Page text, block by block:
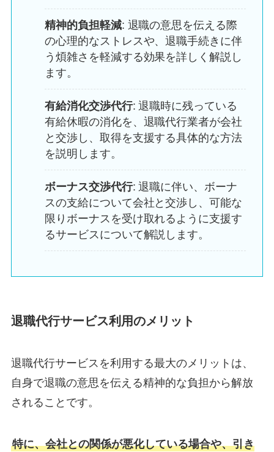
精神的負担軽減: 退職の意思を伝える際
の心理的なストレスや、退職手続きに伴
う煩雑さを軽減する効果を詳しく解説し
ます。
有給消化交渉代行: 退職時に残っている
有給休暇の消化を、退職代行業者が会社
と交渉し、取得を支援する具体的な方法
を説明します。
ボーナス交渉代行: 退職に伴い、ボーナ
スの支給について会社と交渉し、可能な
限りボーナスを受け取れるように支援す
るサービスについて解説します。
退職代行サービス利用のメリット
退職代行サービスを利用する最大のメリットは、
自身で退職の意思を伝える精神的な負担から解放
されることです。
特に、会社との関係が悪化している場合や、引き